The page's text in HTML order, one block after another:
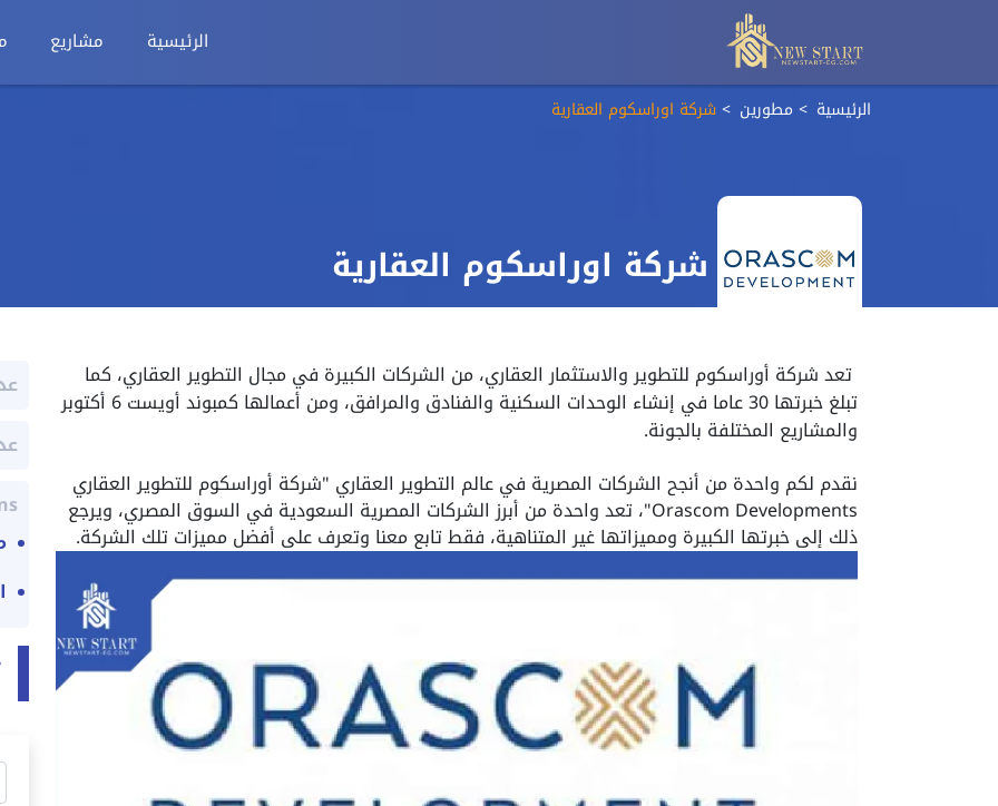
الرئيسية مشاريع
الرئيسية مطورين شركة اوراسكوم العقارية
شركة اوراسكوم العقارية
تعد شركة أوراسكوم للتطوير والاستثمار العقاري، من الشركات الكبيرة في مجال التطوير العقاري، كما
تبلغ خبرتها 30 عاما في إنشاء الوحدات السكنية والفنادق والمرافق، ومن أعمالها كمبوند أويست 6 أكتوبر
والمشاريع المختلفة بالجونة.
نقدم لكم واحدة من أنجح الشركات المصرية في عالم التطوير العقاري "شركة أوراسكوم للتطوير العقاري
Orascom Developments"، تعد واحدة من أبرز الشركات المصرية السعودية في السوق المصري، ويرجع
ذلك إلى خبرتها الكبيرة ومميزاتها غير المتناهية، فقط تابع معنا وتعرف على أفضل مميزات تلك الشركة.